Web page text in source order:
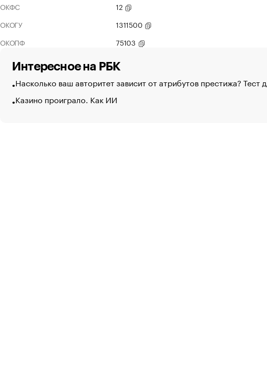
ОКФС
12
ОКОГУ
1311500
ОКОПФ
75103
Интересное на РБК
Насколько ваш авторитет зависит от атрибутов престижа? Тест
Казино проиграло. Как ИИ